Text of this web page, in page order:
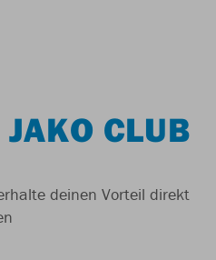
CLUB
deinen Vorteil direkt